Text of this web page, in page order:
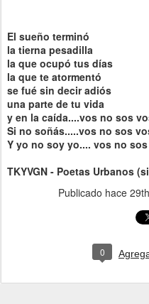
El sueño terminó
la tierna pesadilla
la que ocupó tus días
la que te atormentó
se fué sin decir adiós
una parte de tu vida
y en la caída....vos no sos
Si no soñás.....vos no sos
Y yo no soy yo.... vos no
TKYVGN - Poetas Urbanos
Publicado hace
0